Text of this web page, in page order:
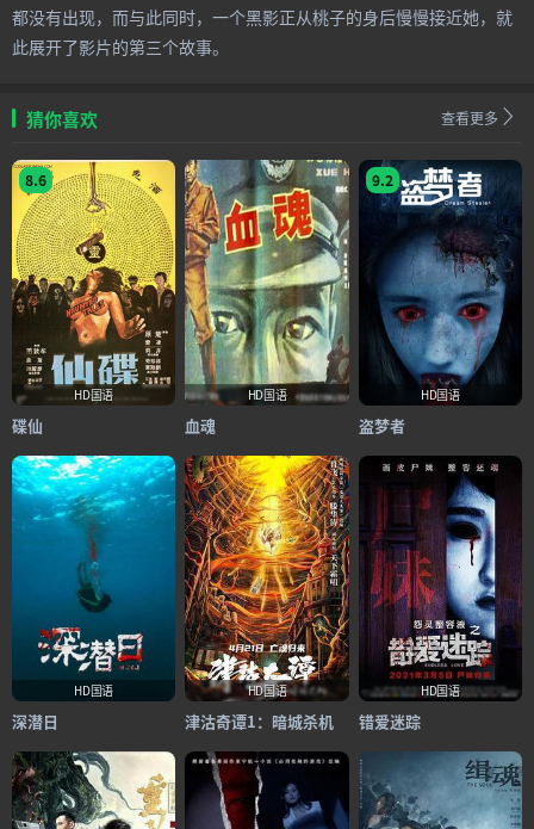
都没有出现，而与此同时，一个黑影正从桃子的身后慢慢接近她，就
此展开了影片的第三个故事。
猜你喜欢 查看更多
8.6
HD国语
碟仙
HD国语
血魂
9.2
HD国语
盗梦者
HD国语
深潜日
HD国语
津沽奇谭1：暗城杀机
HD国语
错爱迷踪